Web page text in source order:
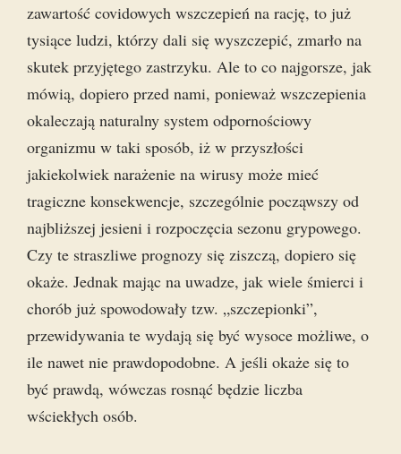
zawartość covidowych wszczepień na rację, to już
tysiące ludzi, którzy dali się wyszczepić, zmarło na
skutek przyjętego zastrzyku. Ale to co najgorsze, jak
mówią, dopiero przed nami, ponieważ wszczepienia
okaleczają naturalny system odpornościowy
organizmu w taki sposób, iż w przyszłości
jakiekolwiek narażenie na wirusy może mieć
tragiczne konsekwencje, szczególnie począwszy od
najbliższej jesieni i rozpoczęcia sezonu grypowego.
Czy te straszliwe prognozy się ziszczą, dopiero się
okaże. Jednak mając na uwadze, jak wiele śmierci i
chorób już spowodowały tzw. „szczepionki”,
przewidywania te wydają się być wysoce możliwe, o
ile nawet nie prawdopodobne. A jeśli okaże się to
być prawdą, wówczas rosnąć będzie liczba
wściekłych osób.